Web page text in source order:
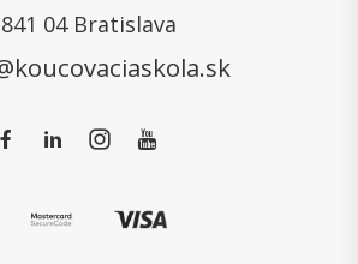
841 04 Bratislava